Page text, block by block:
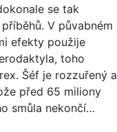
se tak
V půvabném
efekty použije
toho
Šéf je rozzuřený a
před 65 miliony
smůla nekončí…